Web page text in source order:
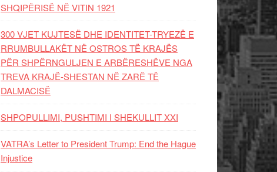
SHQIPËRISË NË VITIN 1921
300 VJET KUJTESË DHE IDENTITET-TRYEZË E
RRUMBULLAKËT NË OSTROS TË KRAJËS
PËR SHPËRNGULJEN E ARBËRESHËVE NGA
TREVA KRAJË-SHESTAN NË ZARË TË
DALMACISË
SHPOPULLIMI, PUSHTIMI I SHEKULLIT XXI
VATRA’s Letter to President Trump: End the Hague
Injustice